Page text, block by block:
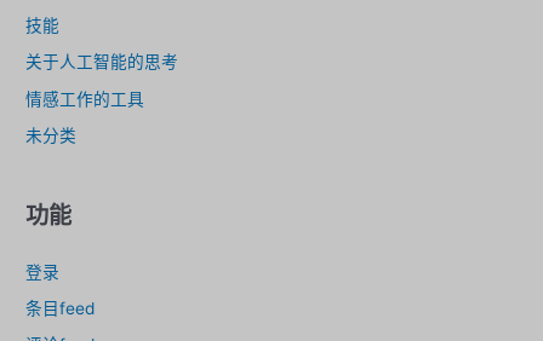
技能
关于人工智能的思考
情感工作的工具
未分类
功能
登录
条目feed